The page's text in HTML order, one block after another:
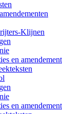
Klijnen
en
en